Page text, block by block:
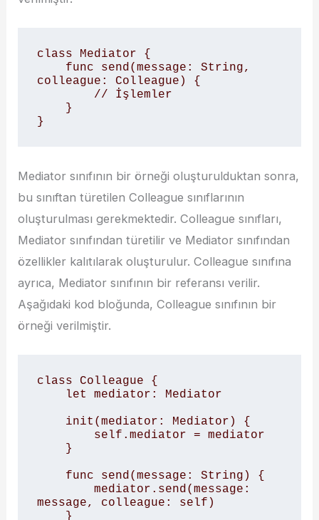
class Mediator {
colleague: Colleague) {
}
Mediator sınıfının bir örneği oluşturulduktan sonra,
bu sınıftan türetilen Colleague sınıflarının
oluşturulması gerekmektedir. Colleague sınıfları,
Mediator sınıfından türetilir ve Mediator sınıfından
özellikler kalıtılarak oluşturulur. Colleague sınıfına
ayrıca, Mediator sınıfının bir referansı verilir.
Aşağıdaki kod bloğunda, Colleague sınıfının bir
örneği verilmiştir.
class Colleague {
message, colleague: self)